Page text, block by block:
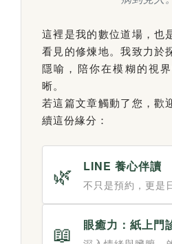
這裡是我的數位道場，也
看見的修煉地。我致力於
隱喻，陪你在模糊的視
晰。
若這篇文章觸動了您，歡
續這份緣分：
🌿 LINE 養心伴讀
不只是預約，更是
📖 眼癒力：紙上門